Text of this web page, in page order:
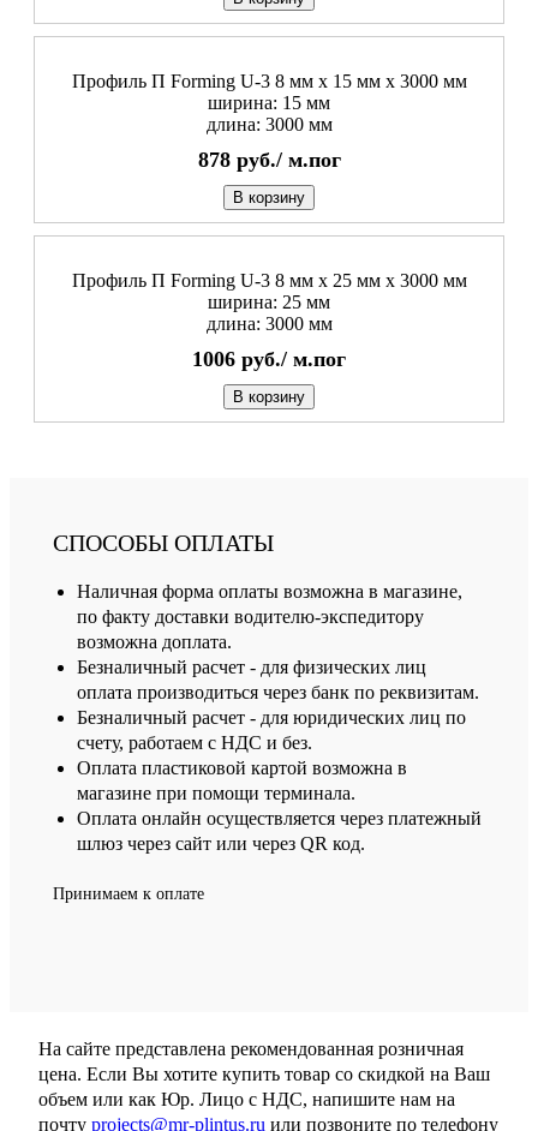
Профиль П Forming U-3 8 мм x 15 мм х 3000 мм
ширина: 15 мм
длина: 3000 мм
878 руб./ м.пог
В корзину
Профиль П Forming U-3 8 мм x 25 мм х 3000 мм
ширина: 25 мм
длина: 3000 мм
1006 руб./ м.пог
В корзину
СПОСОБЫ ОПЛАТЫ
Наличная форма оплаты возможна в магазине,
по факту доставки водителю-экспедитору
возможна доплата.
Безналичный расчет - для физических лиц
оплата производиться через банк по реквизитам.
Безналичный расчет - для юридических лиц по
счету, работаем с НДС и без.
Оплата пластиковой картой возможна в
магазине при помощи терминала.
Оплата онлайн осуществляется через платежный
шлюз через сайт или через QR код.
Принимаем к оплате
На сайте представлена рекомендованная розничная
цена. Если Вы хотите купить товар со скидкой на Ваш
объем или как Юр. Лицо с НДС, напишите нам на
почту projects@mr-plintus.ru или позвоните по телефону